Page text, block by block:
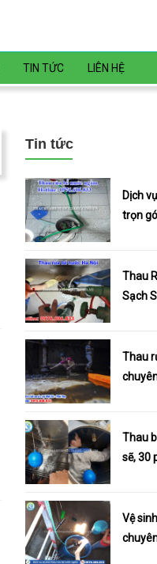
TIN TỨC LIÊN HỆ
Tin tức
Dịch
trọn
Thau
Sạch
Thau
Thau
sẽ, 30
Vệ